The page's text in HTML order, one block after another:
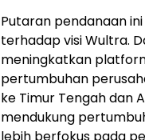
Putaran pendanaan
terhadap visi Wultra.
meningkatkan
pertumbuhan
ke Timur Tengah dan
mendukung